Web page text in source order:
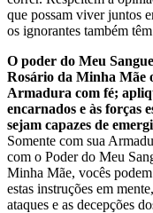
que possam viver juntos
os ignorantes também
O poder do Meu
Rosário da Minha Mãe
Armadura com fé;
encarnados e às forças
sejam capazes de
Somente com sua
com o Poder do Meu
Minha Mãe, vocês
estas instruções em
ataques e as decepções